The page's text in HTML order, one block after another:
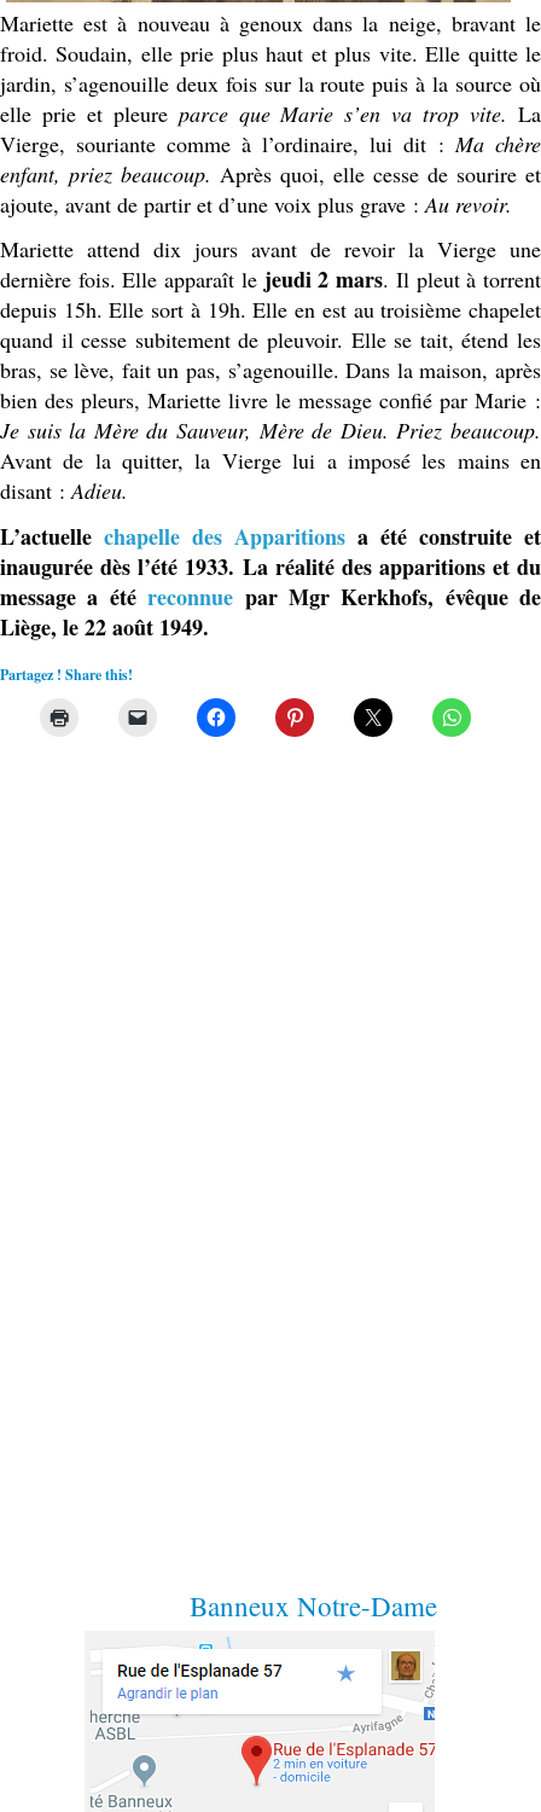
Mariette est à nouveau à genoux dans la neige, bravant le
froid. Soudain, elle prie plus haut et plus vite. Elle quitte le
jardin, s’agenouille deux fois sur la route puis à la source où
elle prie et pleure parce que Marie s’en va trop vite. La
Vierge, souriante comme à l’ordinaire, lui dit : Ma chère
enfant, priez beaucoup. Après quoi, elle cesse de sourire et
ajoute, avant de partir et d’une voix plus grave : Au revoir.
Mariette attend dix jours avant de revoir la Vierge une
dernière fois. Elle apparaît le jeudi 2 mars. Il pleut à torrent
depuis 15h. Elle sort à 19h. Elle en est au troisième chapelet
quand il cesse subitement de pleuvoir. Elle se tait, étend les
bras, se lève, fait un pas, s’agenouille. Dans la maison, après
bien des pleurs, Mariette livre le message confié par Marie :
Je suis la Mère du Sauveur, Mère de Dieu. Priez beaucoup.
Avant de la quitter, la Vierge lui a imposé les mains en
disant :Adieu.
L’actuelle chapelle des Apparitions a été construite et
inaugurée dès l’été 1933. La réalité des apparitions et du
message a étéreconnue par Mgr Kerkhofs, évêque de
Liège, le 22 août 1949.
Partagez ! Share this!
Banneux Notre-Dame